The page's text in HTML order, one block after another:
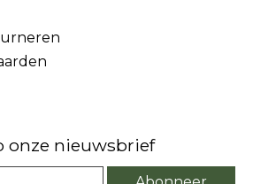
onze nieuwsbrief